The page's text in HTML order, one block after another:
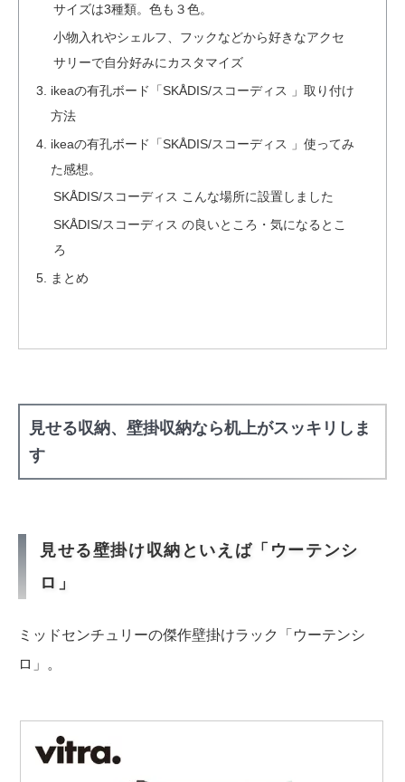
サイズは3種類。色も３色。
小物入れやシェルフ、フックなどから好きなアクセ
サリーで自分好みにカスタマイズ
ikeaの有孔ボード「SKÅDIS/スコーディス 」取り付け
方法
ikeaの有孔ボード「SKÅDIS/スコーディス 」使ってみ
た感想。
SKÅDIS/スコーディス こんな場所に設置しました
SKÅDIS/スコーディス の良いところ・気になるとこ
ろ
まとめ
見せる収納、壁掛収納なら机上がスッキリしま
す
見せる壁掛け収納といえば「ウーテンシ
ロ」
ミッドセンチュリーの傑作壁掛けラック「ウーテンシ
ロ」。